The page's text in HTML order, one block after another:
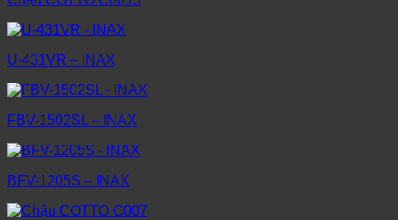
U-431VR – INAX
FBV-1502SL – INAX
BFV-1205S – INAX